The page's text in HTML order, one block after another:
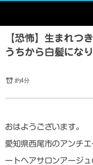
【恐怖】生まれつ
うちから白髪にな
約4分
おはようございます。
愛知県西尾市のアンチ
ートヘアサロンアージュ